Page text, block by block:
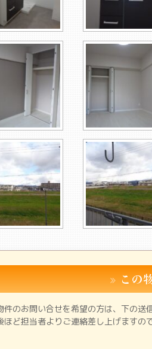
この
件のお問い合せを希望の方は、下の
ほど担当者よりご連絡差し上げますの